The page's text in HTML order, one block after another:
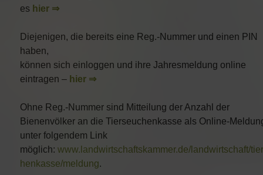
es hier ⇒
Diejenigen, die bereits eine Reg.-Nummer und einen PIN
haben,
können sich einloggen und ihre Jahresmeldung online
eintragen – hier ⇒
Ohne Reg.-Nummer sind Mitteilung der Anzahl der
Bienenvölker an die Tierseuchenkasse als Online-
unter folgendem Link
möglich: www.landwirtschaftskammer.de/landwirtschaft/
henkasse/meldung.